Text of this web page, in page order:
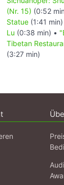
(Nr. 15) (0:52
Statue (1:41 min)
Lu (0:38 min) •
Tibetan
(3:27 min)